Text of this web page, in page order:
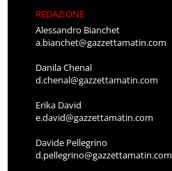
REDAZIONE
Alessandro Bianchet
a.bianchet@gazzettamatin.com
Danila Chenal
d.chenal@gazzettamatin.com
Erika David
e.david@gazzettamatin.com
Davide Pellegrino
d.pellegrino@gazzettamatin.com